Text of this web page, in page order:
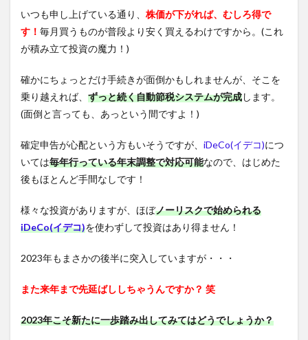
いつも申し上げている通り、 株価が下がれば、むしろ得で
す！ 毎月買うものが普段より安く買えるわけですから。(これ
が積み立て投資の魔力！)
確かにちょっとだけ手続きが面倒かもしれませんが、そこを
乗り越えれば、 ずっと続く自動節税システムが完成します。
(面倒と言っても、あっという間ですよ！)
確定申告が心配という方もいそうですが、 iDeCo(イデコ)につ
いては毎年行っている年末調整で対応可能なので、はじめた
後もほとんど手間なしです！
様々な投資がありますが、ほぼノーリスクで始められる
iDeCo(イデコ)を使わずして投資はあり得ません！
2023年もまさかの後半に突入していますが・・・
また来年まで先延ばししちゃうんですか？ 笑
2023年こそ新たに一歩踏み出してみてはどうでしょうか？